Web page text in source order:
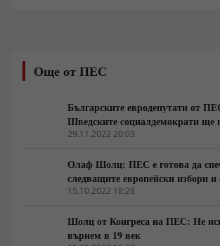
легион“. Докато командири като Мамука
Мамулашвили и политици като
превърнаха в консуматив за ВСУ.
разследва над 300 наемници за опит
Още от ПЕС
Българските евродепутати от
Шведските социалдемократи ще
усилията на страната ни за
29.11.2022 20:03
Олаф Шолц: ПЕС е готова да
следващите европейски избори
заслуга за това е на Сергей
15.10.2022 18:28
Шолц от Конгреса на ПЕС: Не
върнем в 19 век